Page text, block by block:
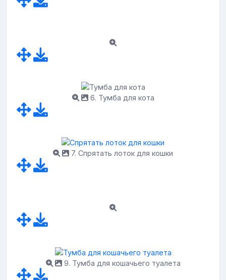
6. Тумба для кота
7. Спрятать лоток для кошки
9. Тумба для кошачьего туалета